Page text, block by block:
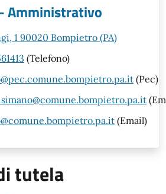
Amministrativo
1 90020 Bompietro (PA)
(Telefono)
(Pec)
(Email)
tutela